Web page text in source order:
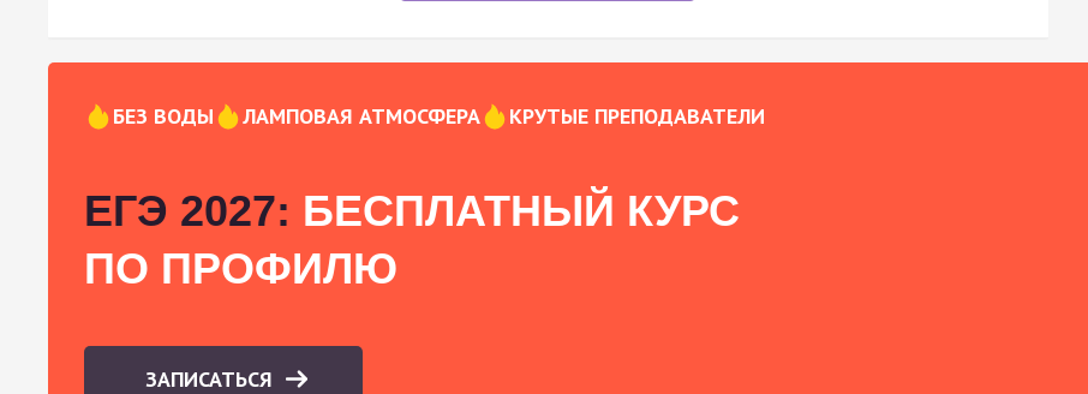
БЕЗ ВОДЫ ЛАМПОВАЯ АТМОСФЕРА КРУТЫЕ ПРЕПОДАВАТЕЛИ
ЕГЭ 2027: БЕСПЛАТНЫЙ КУРС
ПО ПРОФИЛЮ
ЗАПИСАТЬСЯ